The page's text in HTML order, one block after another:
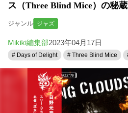
ス（Three Blind Mice）の秘
ジャンル ジャズ
Mikiki編集部2023年04月17日
# Days of Delight # Three Blind Mice